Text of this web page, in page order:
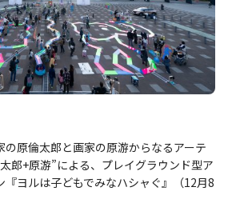
の原倫太郎と画家の原游からなるアーテ
郎+原游”による、プレイグラウンド型ア
『ヨルは子どもでみなハシャぐ』（12月8